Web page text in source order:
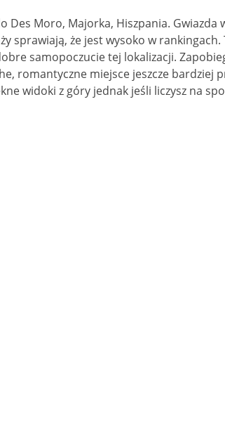
Des Moro, Majorka, Hiszpania.
sprawiają, że jest wysoko w rankingach.
samopoczucie tej lokalizacji.
romantyczne miejsce jeszcze bardziej
widoki z góry jednak jeśli liczysz na